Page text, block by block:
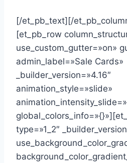
[/et_pb_text][/
[et_pb_row
use_custom_gutter=»on»
admin_label=»Sale Cards»
_builder_version=»4.16″
animation_style=»slide»
type=»1_2″